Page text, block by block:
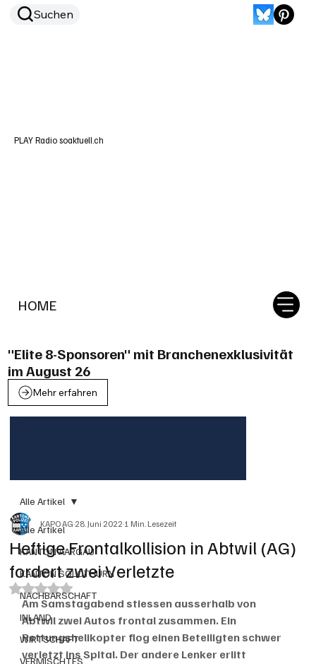
HOME
Suchen
PLAY Radio soaktuell.ch
"Elite 8-Sponsoren" mit Branchenexklusivität
im August 26
Mehr erfahren
Alle Artikel
KANTON AARGAU
KANTON SOLOTHURN
NACHBARSCHAFT
INLAND
WIRTSCHAFT
VERMISCHTES
Alle Artikel
Heftige Frontalkollision in Abtwil (AG)
fordert zwei Verletzte
KAPO AG28. Juni 20221 Min. Lesezeit
Mit NaN von 5 Sternen bewertet.
Am Samstagabend stiessen ausserhalb von
Abtwil zwei Autos frontal zusammen. Ein
Rettungshelikopter flog einen Beteiligten schwer
verletzt ins Spital. Der andere Lenker erlitt